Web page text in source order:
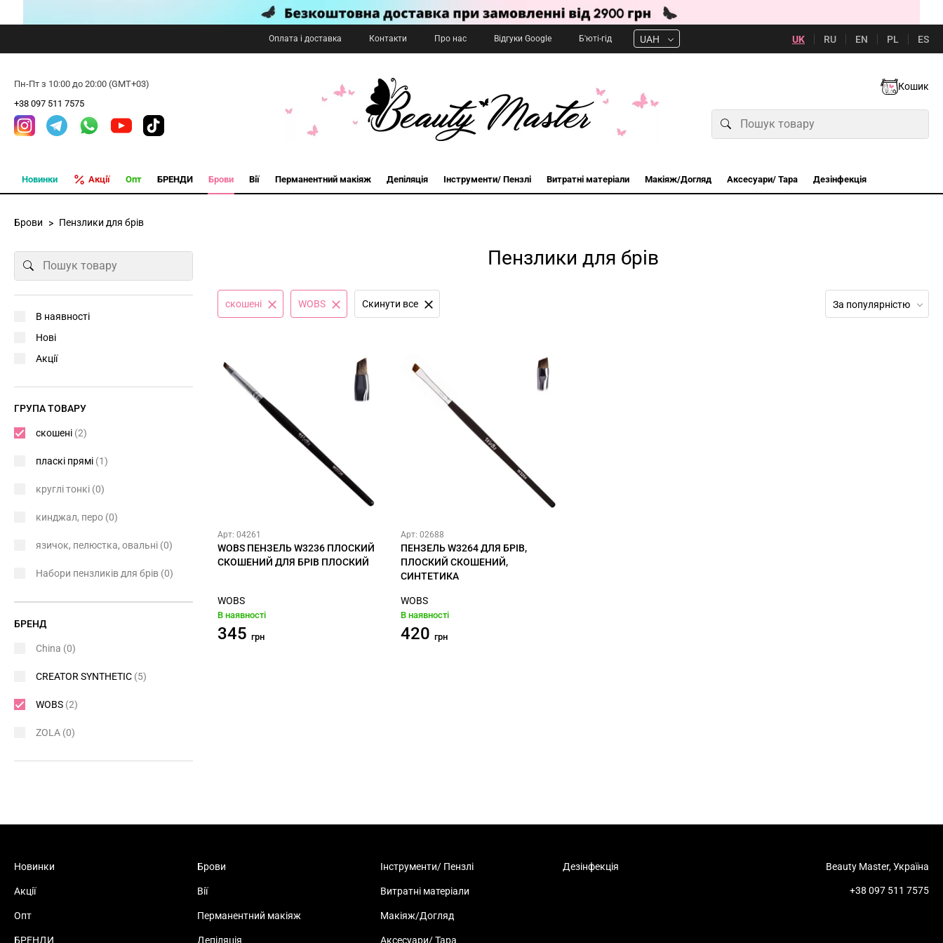
Оплата і доставка Контакти Про нас Відгуки Google Б'юті-гід UAH UK RU EN PL ES
Пн-Пт з 10:00 до 20:00 (GMT+03)
+38 097 511 7575
Кошик
Новинки Акції Опт БРЕНДИ Брови Вії Перманентний макіяж Депіляція Інструменти/ Пензлі Витратні матеріали Макіяж/Догляд Аксесуари/ Тара Дезінфекція
Брови Пензлики для брів
Пензлики для брів
За популярністю
скошені WOBS Cкинути все
Арт: 04261
WOBS ПЕНЗЕЛЬ W3236 ПЛОСКИЙ
СКОШЕНИЙ ДЛЯ БРІВ ПЛОСКИЙ
WOBS
В наявності
345 грн
Арт: 02688
ПЕНЗЕЛЬ W3264 ДЛЯ БРІВ,
ПЛОСКИЙ СКОШЕНИЙ,
СИНТЕТИКА
WOBS
В наявності
420 грн
В наявності
Нові
Акції
ГРУПА ТОВАРУ
скошені (2)
пласкі прямі (1)
круглі тонкі (0)
кинджал, перо (0)
язичок, пелюстка, овальні (0)
Набори пензликів для брів (0)
БРЕНД
China (0)
CREATOR SYNTHETIC (5)
WOBS (2)
ZOLA (0)
Новинки
Акції
Опт
БРЕНДИ
Брови
Вії
Перманентний макіяж
Депіляція
Інструменти/ Пензлі
Витратні матеріали
Макіяж/Догляд
Аксесуари/ Тара
Дезінфекція Beauty Master, Україна
+38 097 511 7575